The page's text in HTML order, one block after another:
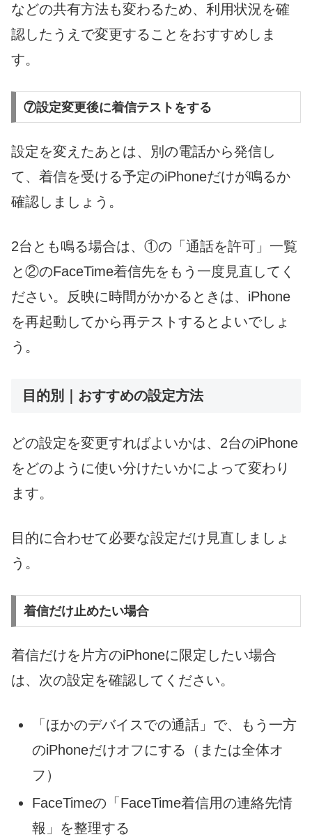
などの共有方法も変わるため、利用状況を確
認したうえで変更することをおすすめしま
す。
⑦設定変更後に着信テストをする
設定を変えたあとは、別の電話から発信し
て、着信を受ける予定のiPhoneだけが鳴るか
確認しましょう。
2台とも鳴る場合は、①の「通話を許可」一覧
と②のFaceTime着信先をもう一度見直してく
ださい。反映に時間がかかるときは、iPhone
を再起動してから再テストするとよいでしょ
う。
目的別｜おすすめの設定方法
どの設定を変更すればよいかは、2台のiPhone
をどのように使い分けたいかによって変わり
ます。
目的に合わせて必要な設定だけ見直しましょ
う。
着信だけ止めたい場合
着信だけを片方のiPhoneに限定したい場合
は、次の設定を確認してください。
「ほかのデバイスでの通話」で、もう一方
のiPhoneだけオフにする（または全体オ
フ）
FaceTimeの「FaceTime着信用の連絡先情
報」を整理する